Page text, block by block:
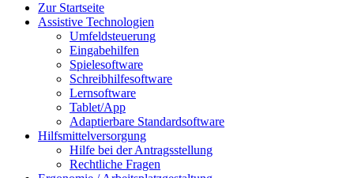
Zur Startseite
Assistive Technologien
Umfeldsteuerung
Eingabehilfen
Spielesoftware
Schreibhilfesoftware
Lernsoftware
Tablet/App
Adaptierbare Standardsoftware
Hilfsmittelversorgung
Hilfe bei der Antragsstellung
Rechtliche Fragen